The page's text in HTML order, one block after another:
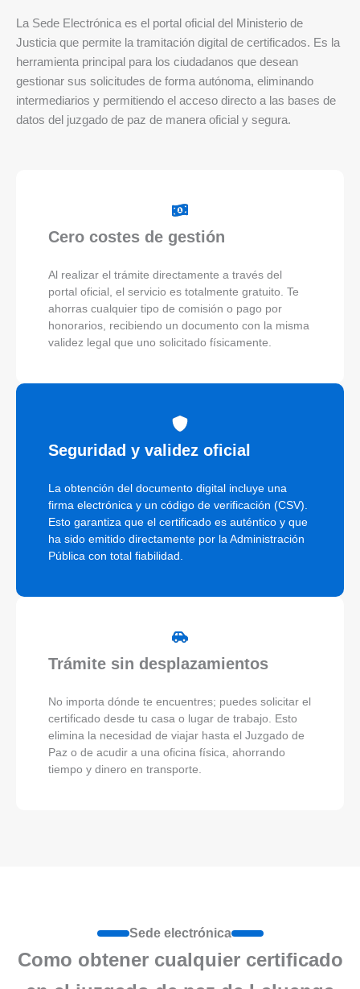
La Sede Electrónica es el portal oficial del Ministerio de
Justicia que permite la tramitación digital de certificados. Es la
herramienta principal para los ciudadanos que desean
gestionar sus solicitudes de forma autónoma, eliminando
intermediarios y permitiendo el acceso directo a las bases de
datos del juzgado de paz de manera oficial y segura.
Cero costes de gestión
Al realizar el trámite directamente a través del
portal oficial, el servicio es totalmente gratuito. Te
ahorras cualquier tipo de comisión o pago por
honorarios, recibiendo un documento con la misma
validez legal que uno solicitado físicamente.
Seguridad y validez oficial
La obtención del documento digital incluye una
firma electrónica y un código de verificación (CSV).
Esto garantiza que el certificado es auténtico y que
ha sido emitido directamente por la Administración
Pública con total fiabilidad.
Trámite sin desplazamientos
No importa dónde te encuentres; puedes solicitar el
certificado desde tu casa o lugar de trabajo. Esto
elimina la necesidad de viajar hasta el Juzgado de
Paz o de acudir a una oficina física, ahorrando
tiempo y dinero en transporte.
Sede electrónica
Como obtener cualquier certificado